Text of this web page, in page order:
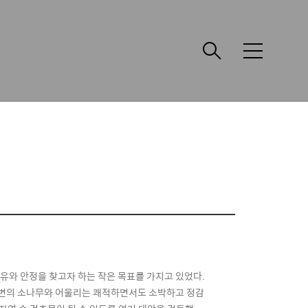
메
와 안정을 찾고자 하는 작은 목표를 가지고 있었다.
소나무와 어울리는 쾌적하면서도 소박하고 정감